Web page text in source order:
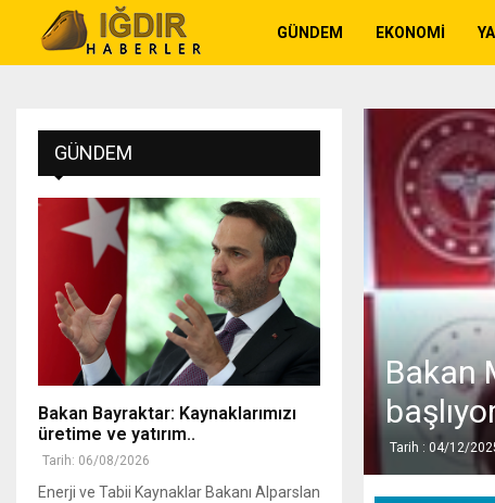
GÜNDEM EKONOMI
Bakan
Tarih : 04/12/
GÜNDEM
Bakan Bayraktar: Kaynaklarımızı
üretime ve yatırım..
Tarih: 06/08/2026
Enerji ve Tabii Kaynaklar Bakanı Alparslan